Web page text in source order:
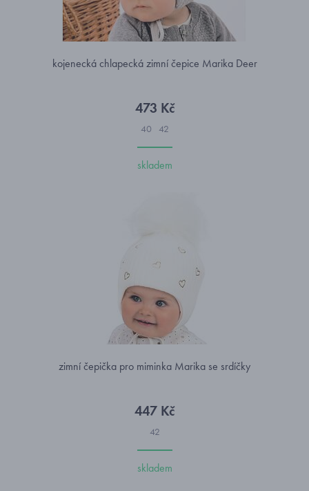
kojenecká chlapecká zimní čepice Marika Deer
473 Kč
40 42
skladem
zimní čepička pro miminka Marika se srdíčky
447 Kč
42
skladem